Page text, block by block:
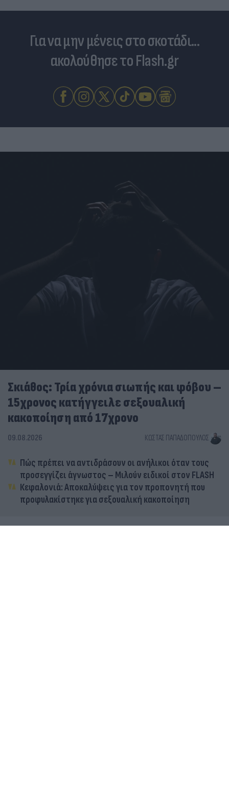
Για να μην μένεις στο σκοτάδι...
ακολούθησε το Flash.gr
Σκιάθος: Τρία χρόνια σιωπής και φόβου –
15χρονος κατήγγειλε σεξουαλική
κακοποίηση από 17χρονο
09.08.2026 ΚΏΣΤΑΣ ΠΑΠΑΔΌΠΟΥΛΟΣ
Πώς πρέπει να αντιδράσουν οι ανήλικοι όταν τους
προσεγγίζει άγνωστος – Μιλούν ειδικοί στον FLASH
Κεφαλονιά: Αποκαλύψεις για τον προπονητή που
προφυλακίστηκε για σεξουαλική κακοποίηση